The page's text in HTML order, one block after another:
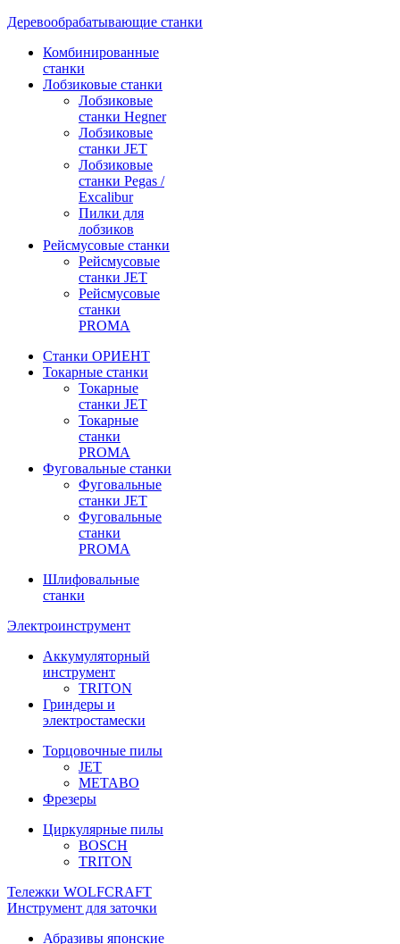
Деревообрабатывающие станки
Комбинированные
станки
Лобзиковые станки
Лобзиковые
станки Hegner
Лобзиковые
станки JET
Лобзиковые
станки Pegas /
Excalibur
Пилки для
лобзиков
Рейсмусовые станки
Рейсмусовые
станки JET
Рейсмусовые
станки
PROMA
Станки ОРИЕНТ
Токарные станки
Toкарные
станки JET
Токарные
станки
PROMA
Фуговальные станки
Фуговальные
станки JET
Фуговальные
станки
PROMA
Шлифовальные
станки
Электроинструмент
Аккумуляторный
инструмент
TRITON
Гриндеры и
электростамески
Торцовочные пилы
JET
METABO
Фрезеры
Циркулярные пилы
BOSCH
TRITON
Тележки WOLFCRAFT
Инструмент для заточки
Абразивы японские